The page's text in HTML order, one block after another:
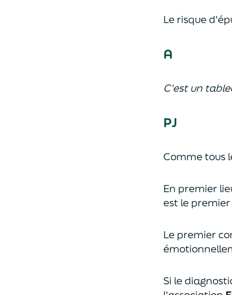
Le risque
A
C'est un
PJ
Comme tous
En premier
est le
Le premier
Si le